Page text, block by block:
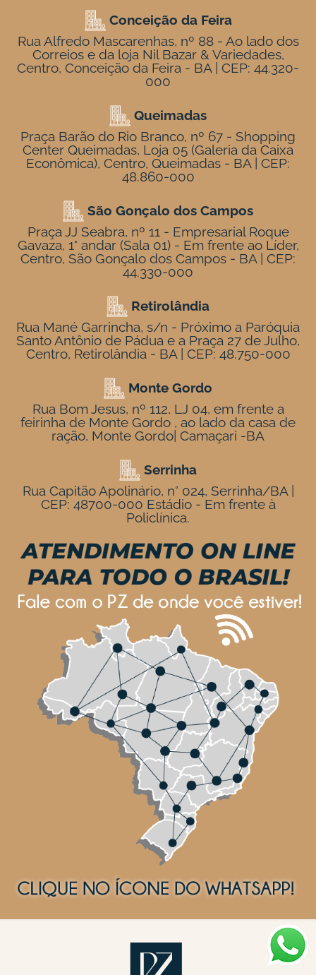
Conceição da Feira
Rua Alfredo Mascarenhas, nº 88 - Ao lado dos
Correios e da loja Nil Bazar & Variedades,
Centro, Conceição da Feira - BA | CEP: 44.320-
000
Queimadas
Praça Barão do Rio Branco, nº 67 - Shopping
Center Queimadas, Loja 05 (Galeria da Caixa
Econômica), Centro, Queimadas - BA | CEP:
48.860-000
São Gonçalo dos Campos
Praça JJ Seabra, nº 11 - Empresarial Roque
Gavaza, 1° andar (Sala 01) - Em frente ao Líder,
Centro, São Gonçalo dos Campos - BA | CEP:
44.330-000
Retirolândia
Rua Mané Garrincha, s/n - Próximo a Paróquia
Santo Antônio de Pádua e a Praça 27 de Julho,
Centro, Retirolândia - BA | CEP: 48.750-000
Monte Gordo
Rua Bom Jesus, nº 112, LJ 04, em frente a
feirinha de Monte Gordo , ao lado da casa de
ração, Monte Gordo| Camaçari -BA
Serrinha
Rua Capitão Apolinário, n° 024, Serrinha/BA |
CEP: 48700-000 Estádio - Em frente à
Policlínica.